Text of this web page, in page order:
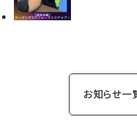
お知らせ一